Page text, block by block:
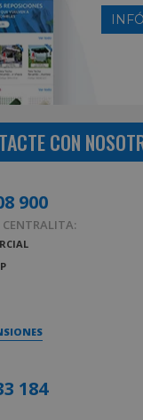
CON
900
184